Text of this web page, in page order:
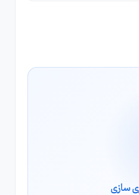
، دسترسی به فایل ها و ...
می شود و از طریق آن
چه اتفاقاتی رخ می
سازی